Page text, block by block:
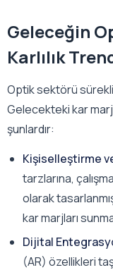
Geleceğin
Karlılık
Optik sektörü
Gelecekteki kar
şunlardır:
Kişiselleştirme
tarzlarına,
olarak
kar marjları
Dijital
(AR) özellikleri